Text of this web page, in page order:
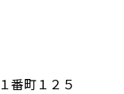
番町１２５